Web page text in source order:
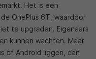
Het is een
OnePlus 6T, waardoor
te upgraden. Eigenaars
kunnen wachten. Maar
of Android liggen, dan